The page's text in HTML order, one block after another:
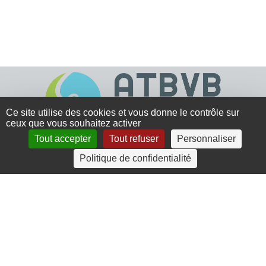
4 rue Crec’h-Ugen
22810 Belle Isle en Terre
Ce site utilise des cookies et vous donne le contrôle sur
ceux que vous souhaitez activer
Tout accepter
Tout refuser
Personnaliser
Politique de confidentialité